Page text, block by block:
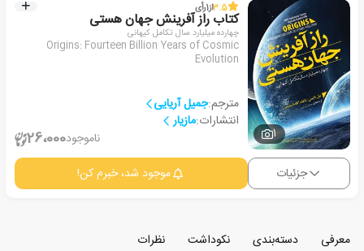
1
3.5از1رأی
کتاب راز آفرینش جهان هستی
چهارده میلیارد سال تکامل کیهانی
Origins: Fourteen Billion Years of Cosmic
Evolution
مترجم:جمیل آریایی
انتشارات:مازیار
ناموجود26،000
جزئیات موجود شد، خبرم کن!
معرفی دسته‌بندی نکوداشت
نظرات